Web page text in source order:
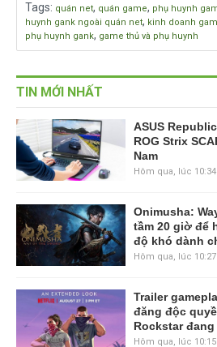
Tags: quán net, quán game, phụ huynh
huynh gank ngoài quán net, kinh doanh
phụ huynh gank, game thủ và phụ huynh
TIN MỚI NHẤT
ASUS
ROG Strix
Nam
Hôm qua, lúc 10:34
Onimusha:
tầm 20 giờ để
độ khó dành
Hôm qua, lúc 10:27
Trailer
đăng độc
Rockstar
Hôm qua, lúc 10:15